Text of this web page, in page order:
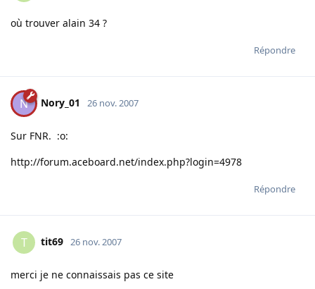
où trouver alain 34 ?
Répondre
N Nory_01 26 nov. 2007
Sur FNR. :o:
http://forum.aceboard.net/index.php?login=4978
Répondre
T tit69 26 nov. 2007
merci je ne connaissais pas ce site